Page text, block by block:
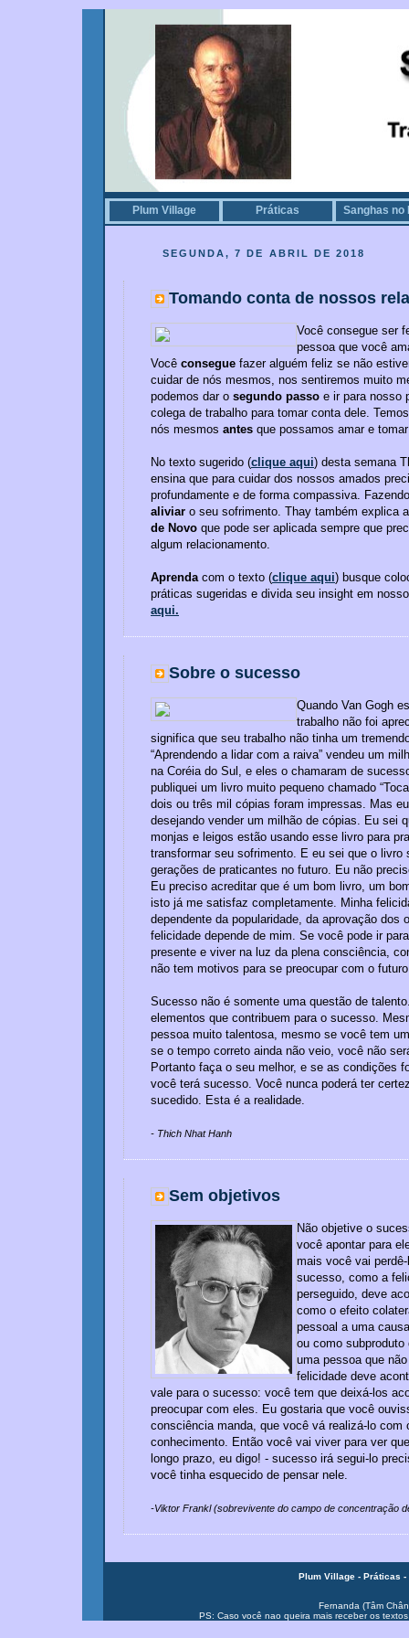
Plum Village Práticas Sanghas no
SEGUNDA, 7 DE ABRIL DE 2018
Tomando conta de nossos
Você consegue ser
pessoa que você
Você consegue fazer alguém feliz se não
cuidar de nós mesmos, nos sentiremos muito
podemos dar o segundo passo e ir para nosso
colega de trabalho para tomar conta dele.
nós mesmos antes que possamos amar e
No texto sugerido (clique aqui) desta semana
ensina que para cuidar dos nossos amados
profundamente e de forma compassiva.
aliviar o seu sofrimento. Thay também explica
de Novo que pode ser aplicada sempre que
algum relacionamento.
Aprendacom o texto (clique aqui) busque
práticas sugeridas e divida seu insight em
aqui.
Sobre o sucesso
Quando Van Gogh
trabalho não foi
significa que seu trabalho não tinha um
“Aprendendo a lidar com a raiva” vendeu um
na Coréia do Sul, e eles o chamaram de
publiquei um livro muito pequeno chamado
dois ou três mil cópias foram impressas. Mas
desejando vender um milhão de cópias. Eu sei
monjas e leigos estão usando esse livro para
transformar seu sofrimento. E eu sei que o livro
gerações de praticantes no futuro. Eu não
Eu preciso acreditar que é um bom livro, um
isto já me satisfaz completamente. Minha
dependente da popularidade, da aprovação dos
felicidade depende de mim. Se você pode ir
presente e viver na luz da plena consciência,
não tem motivos para se preocupar com o
Sucesso não é somente uma questão de
elementos que contribuem para o sucesso.
pessoa muito talentosa, mesmo se você tem
se o tempo correto ainda não veio, você não
Portanto faça o seu melhor, e se as condições
você terá sucesso. Você nunca poderá ter
sucedido. Esta é a realidade.
- Thich Nhat Hanh
Sem objetivos
Não objetive o
você apontar para
mais você vai
sucesso, como a
perseguido, deve
como o efeito
pessoal a uma
ou como subproduto
uma pessoa que
felicidade deve
vale para o sucesso: você tem que deixá-los
preocupar com eles. Eu gostaria que você
consciência manda, que você vá realizá-lo com
conhecimento. Então você vai viver para ver
longo prazo, eu digo! - sucesso irá segui-lo
você tinha esquecido de pensar nele.
-Viktor Frankl (sobrevivente do campo de concentração
Plum Village - Práticas -
Fernanda (Tâm
PS: Caso você nao queira mais receber os